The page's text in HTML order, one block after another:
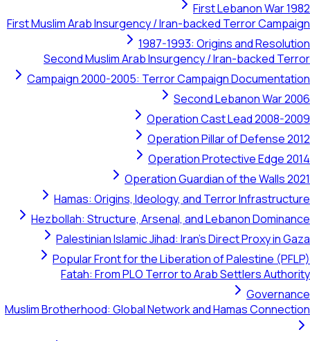
First Lebanon War 1982
First Muslim Arab Insurgency / Iran-backed Terror Campaign
1987-1993: Origins and Resolution
Second Muslim Arab Insurgency / Iran-backed Terror
Campaign 2000-2005: Terror Campaign Documentation
Second Lebanon War 2006
Operation Cast Lead 2008-2009
Operation Pillar of Defense 2012
Operation Protective Edge 2014
Operation Guardian of the Walls 2021
Hamas: Origins, Ideology, and Terror Infrastructure
Hezbollah: Structure, Arsenal, and Lebanon Dominance
Palestinian Islamic Jihad: Iran's Direct Proxy in Gaza
Popular Front for the Liberation of Palestine (PFLP)
Fatah: From PLO Terror to Arab Settlers Authority
Governance
Muslim Brotherhood: Global Network and Hamas Connection